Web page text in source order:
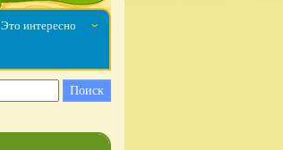
Это интересно ˇ